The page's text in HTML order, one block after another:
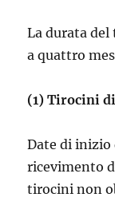
La durata
a quattro
(1) Tirocini
Date di inizio
ricevimento
tirocini non